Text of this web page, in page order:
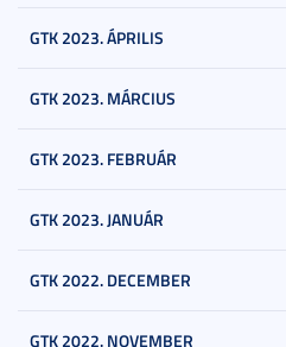
GTK 2023. ÁPRILIS
GTK 2023. MÁRCIUS
GTK 2023. FEBRUÁR
GTK 2023. JANUÁR
GTK 2022. DECEMBER
GTK 2022. NOVEMBER